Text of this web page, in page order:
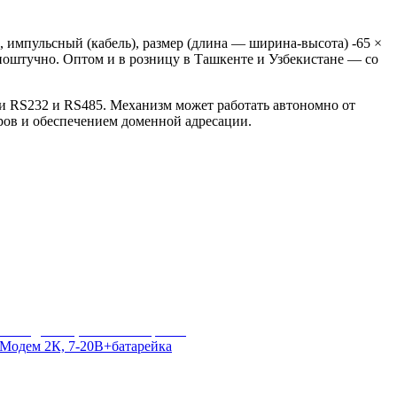
(кабель), размер (длина — ширина-высота) -65 ×
Оптом и в розницу в Ташкенте и Узбекистане — со
и RS485. Механизм может работать автономно от
и обеспечением доменной адресации.
2К, 7-20В+батарейка